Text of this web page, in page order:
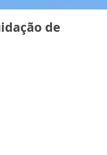
de